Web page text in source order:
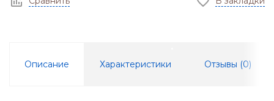
Описание Характеристики Отзывы (0)